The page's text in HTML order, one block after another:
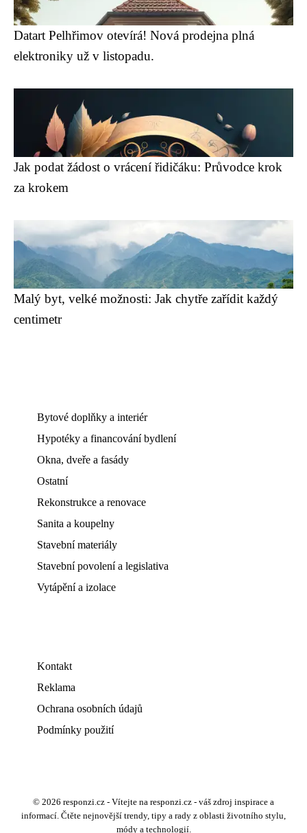
Datart Pelhřimov otevírá! Nová prodejna plná
elektroniky už v listopadu.
Jak podat žádost o vrácení řidičáku: Průvodce krok
za krokem
Malý byt, velké možnosti: Jak chytře zařídit každý
centimetr
Bytové doplňky a interiér
Hypotéky a financování bydlení
Okna, dveře a fasády
Ostatní
Rekonstrukce a renovace
Sanita a koupelny
Stavební materiály
Stavební povolení a legislativa
Vytápění a izolace
Kontakt
Reklama
Ochrana osobních údajů
Podmínky použití
© 2026 responzi.cz - Vítejte na responzi.cz - váš zdroj inspirace a
informací. Čtěte nejnovější trendy, tipy a rady z oblasti životního stylu,
módy a technologií.